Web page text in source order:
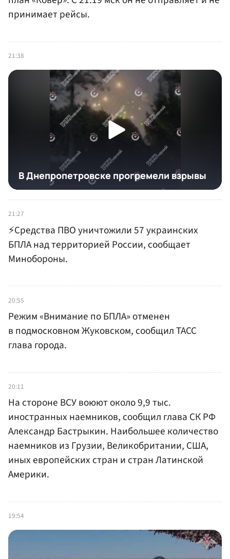
принимает рейсы.
21:38
21:27
⚡️Средства ПВО уничтожили 57 украинских
БПЛА над территорией России, сообщает
Минобороны.
20:55
Режим «Внимание по БПЛА» отменен
в подмосковном Жуковском, сообщил ТАСС
глава города.
20:11
На стороне ВСУ воюют около 9,9 тыс.
иностранных наемников, сообщил глава СК РФ
Александр Бастрыкин. Наибольшее количество
наемников из Грузии, Великобритании, США,
иных европейских стран и стран Латинской
Америки.
19:54